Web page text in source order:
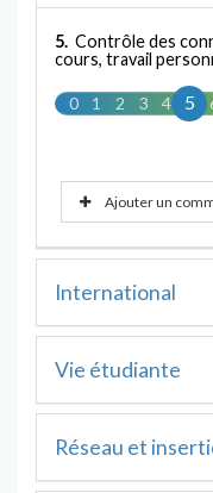
5. Contrôle des
cours, travail
5
0 1 2 3 4 5
Ajouter un
International
Vie étudiante
Réseau et